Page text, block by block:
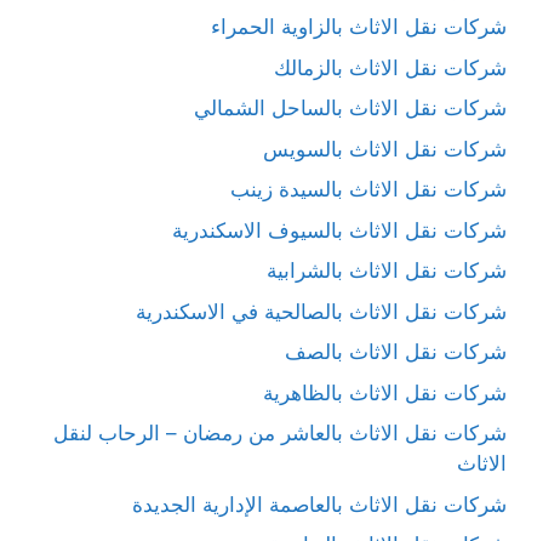
شركات نقل الاثاث بالزاوية الحمراء
شركات نقل الاثاث بالزمالك
شركات نقل الاثاث بالساحل الشمالي
شركات نقل الاثاث بالسويس
شركات نقل الاثاث بالسيدة زينب
شركات نقل الاثاث بالسيوف الاسكندرية
شركات نقل الاثاث بالشرابية
شركات نقل الاثاث بالصالحية في الاسكندرية
شركات نقل الاثاث بالصف
شركات نقل الاثاث بالظاهرية
شركات نقل الاثاث بالعاشر من رمضان – الرحاب لنقل
الاثاث
شركات نقل الاثاث بالعاصمة الإدارية الجديدة